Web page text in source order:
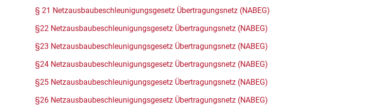
§ 21 Netzausbaubeschleunigungsgesetz Übertragungsnetz (NABEG)
§22 Netzausbaubeschleunigungsgesetz Übertragungsnetz (NABEG)
§23 Netzausbaubeschleunigungsgesetz Übertragungsnetz (NABEG)
§24 Netzausbaubeschleunigungsgesetz Übertragungsnetz (NABEG)
§25 Netzausbaubeschleunigungsgesetz Übertragungsnetz (NABEG)
§26 Netzausbaubeschleunigungsgesetz Übertragungsnetz (NABEG)